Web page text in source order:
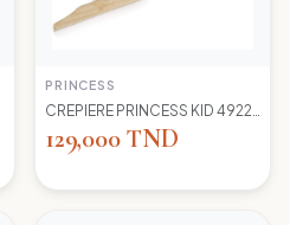
PRINCESS
129,000 TND